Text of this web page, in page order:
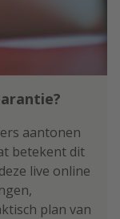
aantonen
betekent dit
live online
plan van